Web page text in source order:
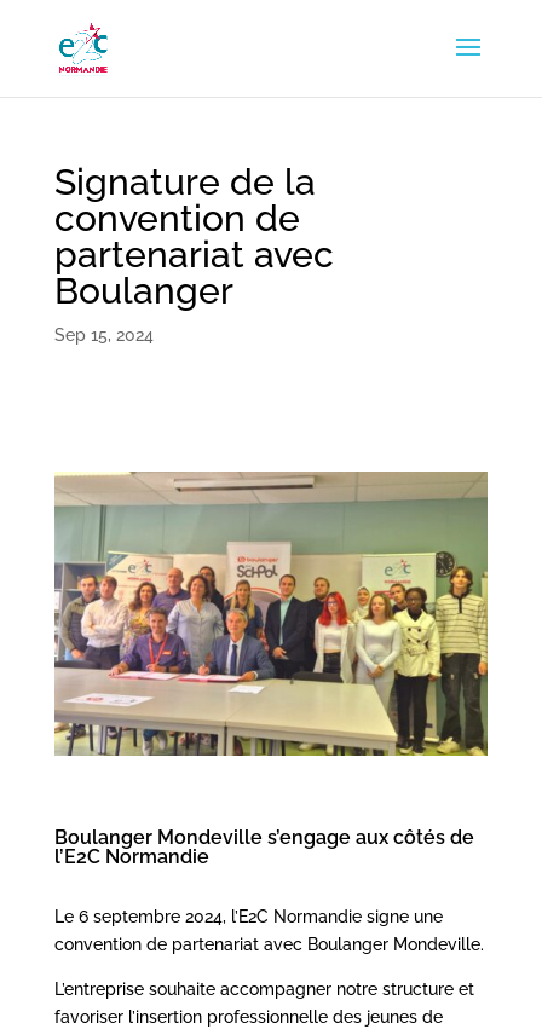
Signature de la
convention de
partenariat avec
Boulanger
Sep 15, 2024
Boulanger Mondeville s’engage aux côtés de
l’E2C Normandie
Le 6 septembre 2024, l’E2C Normandie signe une
convention de partenariat avec Boulanger Mondeville.
L’entreprise souhaite accompagner notre structure et
favoriser l’insertion professionnelle des jeunes de